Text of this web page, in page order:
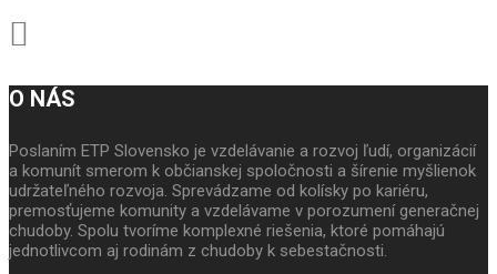
O NÁS
Poslaním ETP Slovensko je vzdelávanie a rozvoj ľudí, organizácií
a komunít smerom k občianskej spoločnosti a šírenie myšlienok
udržateľného rozvoja. Sprevádzame od kolísky po kariéru,
premosťujeme komunity a vzdelávame v porozumení generačnej
chudoby. Spolu tvoríme komplexné riešenia, ktoré pomáhajú
jednotlivcom aj rodinám z chudoby k sebestačnosti.